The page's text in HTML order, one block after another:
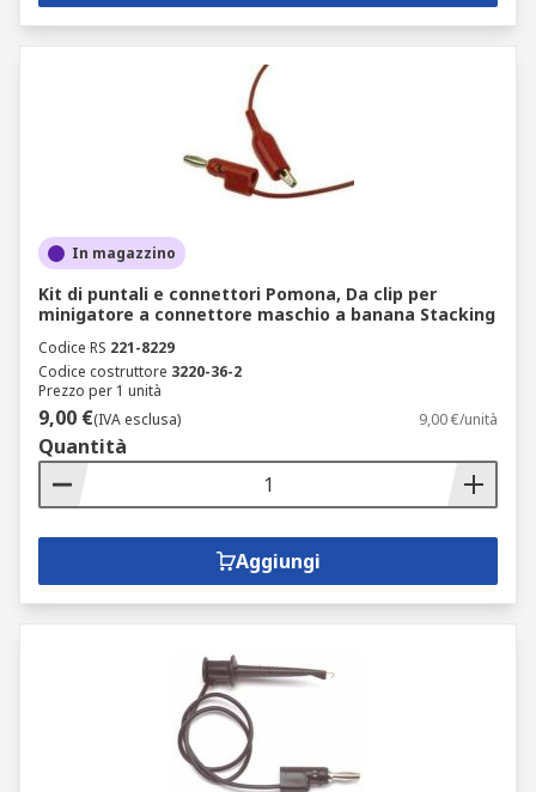
In magazzino
Kit di puntali e connettori Pomona, Da clip per
minigatore a connettore maschio a banana Stacking
Codice RS 221-8229
Codice costruttore 3220-36-2
Prezzo per 1 unità
9,00 €(IVA esclusa) 9,00 €/unità
Quantità
Aggiungi